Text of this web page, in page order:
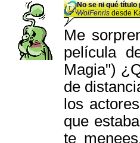
No se ni qué título
WolFenris desde
Me
película
Magia")
de
los
que
te